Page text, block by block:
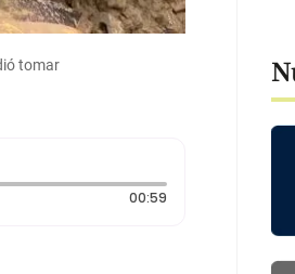
tomar
00:59Duración: 59